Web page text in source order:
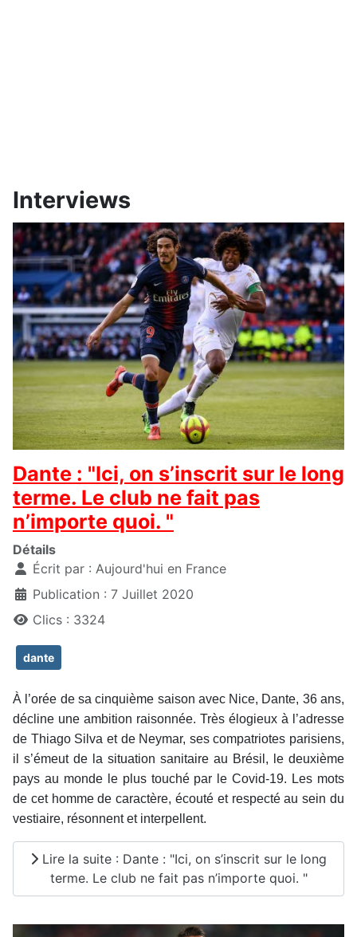
Interviews
Dante : "Ici, on s’inscrit sur le long
terme. Le club ne fait pas
n’importe quoi. "
Détails
Écrit par : Aujourd'hui en France
Publication : 7 Juillet 2020
Clics : 3324
dante
À l’orée de sa cinquième saison avec Nice, Dante, 36 ans,
décline une ambition raisonnée. Très élogieux à l’adresse
de Thiago Silva et de Neymar, ses compatriotes parisiens,
il s’émeut de la situation sanitaire au Brésil, le deuxième
pays au monde le plus touché par le Covid-19. Les mots
de cet homme de caractère, écouté et respecté au sein du
vestiaire, résonnent et interpellent.
Lire la suite : Dante : "Ici, on s’inscrit sur le long
terme. Le club ne fait pas n’importe quoi. "